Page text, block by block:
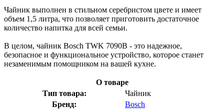
Чайник выполнен в стильном серебристом цвете и имеет
объем 1,5 литра, что позволяет приготовить достаточное
количество напитка для всей семьи.
В целом, чайник Bosch TWK 7090B - это надежное,
безопасное и функциональное устройство, которое станет
незаменимым помощником на вашей кухне.
О товаре
Тип товара:
Чайник
Бренд:
Bosch